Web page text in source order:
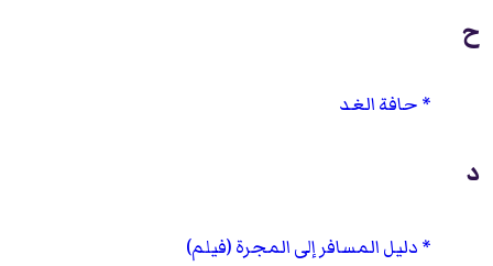
ح
حافة الغد
د
دليل المسافر إلى المجرة (فيلم)